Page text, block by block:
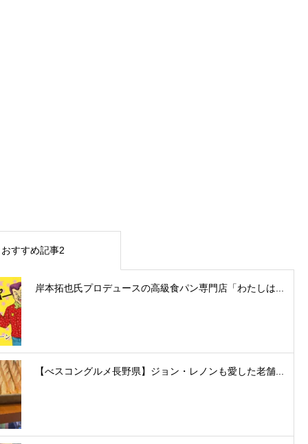
おすすめ記事2
岸本拓也氏プロデュースの高級食パン専門店「わたしは...
【べスコングルメ長野県】ジョン・レノンも愛した老舗...